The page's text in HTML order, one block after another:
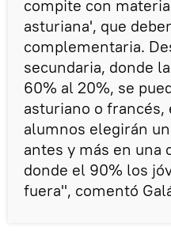
compite con
asturiana', que
complementaria.
secundaria, donde
60% al 20%, se
asturiano o francés,
alumnos elegirán
antes y más en una
donde el 90% los
fuera", comentó